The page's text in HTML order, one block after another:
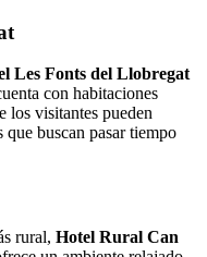
Les Fonts del Llobregat
con habitaciones
los visitantes pueden
buscan pasar tiempo
rural, Hotel Rural Can